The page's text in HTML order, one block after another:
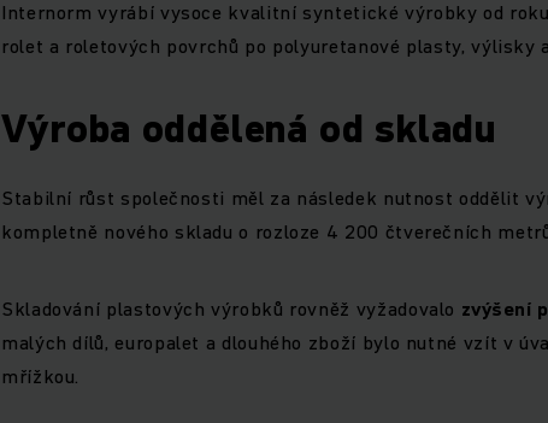
Internorm vyrábí vysoce kvalitní syntetické výrobky od
rolet a roletových povrchů po polyuretanové plasty, výlisky
Výroba oddělená od skladu
Stabilní růst společnosti měl za následek nutnost oddělit
kompletně nového skladu o rozloze 4 200 čtverečních
Skladování plastových výrobků rovněž vyžadovalo zvýšení
malých dílů, europalet a dlouhého zboží bylo nutné vzít v
mřížkou.